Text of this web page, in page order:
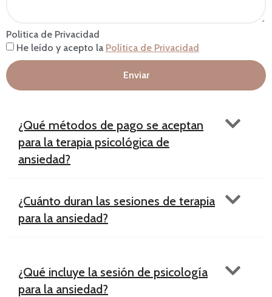
Politica de Privacidad
He leído y acepto la Política de Privacidad
Enviar
¿Qué métodos de pago se aceptan
para la terapia psicológica de
ansiedad?
¿Cuánto duran las sesiones de terapia
para la ansiedad?
¿Qué incluye la sesión de psicología
para la ansiedad?